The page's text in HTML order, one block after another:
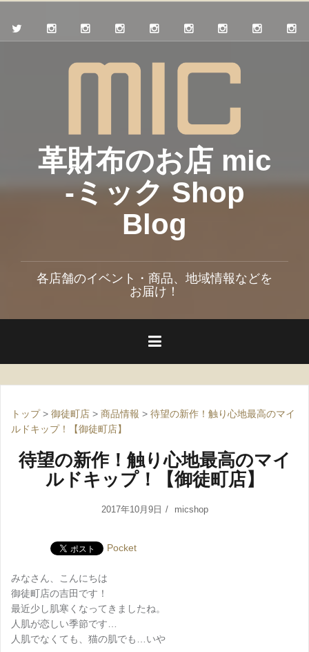
革財布のお店 mic
-ミック Shop
Blog
各店舗のイベント・商品、地域情報などを
お届け！
トップ> 御徒町店 > 商品情報 > 待望の新作！触り心地最高のマイ
ルドキップ！【御徒町店】
待望の新作！触り心地最高のマイ
ルドキップ！【御徒町店】
2017年10月9日 micshop
Pocket
みなさん、こんにちは
御徒町店の吉田です！
最近少し肌寒くなってきましたね。
人肌が恋しい季節です…
人肌でなくても、猫の肌でも…いや